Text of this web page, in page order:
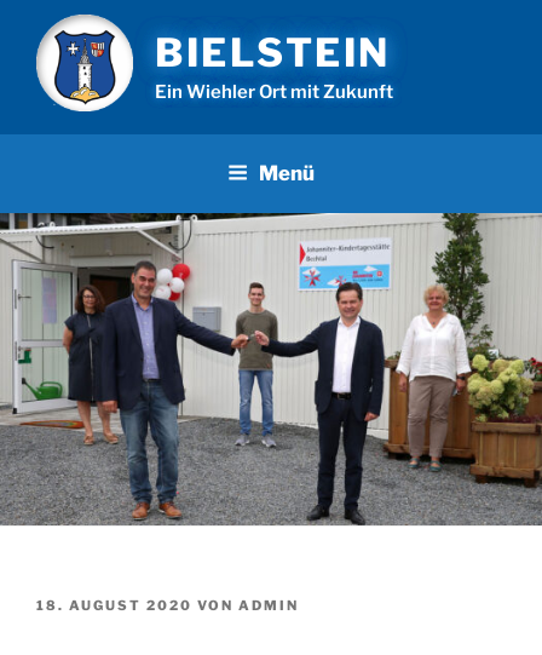
Inhalt
springen
BIELSTEIN
Ein Wiehler Ort mit Zukunft
Menü
VERÖFFENTLICHT
18. AUGUST 2020 VON ADMIN